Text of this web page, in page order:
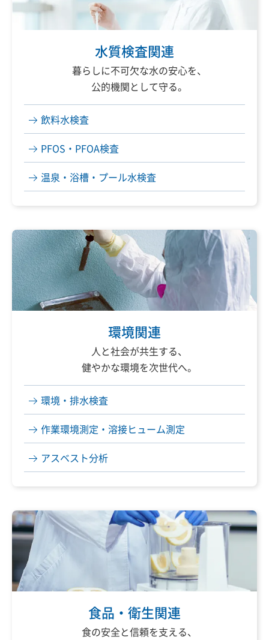
水質検査関連
暮らしに不可欠な水の安心を、
公的機関として守る。
飲料水検査
PFOS・PFOA検査
温泉・浴槽・プール水検査
環境関連
人と社会が共生する、
健やかな環境を次世代へ。
環境・排水検査
作業環境測定 ・溶接ヒューム測定
アスベスト分析
食品・衛生関連
食の安全と信頼を支える、